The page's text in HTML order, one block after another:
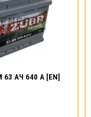
63 АЧ 640 А [EN]